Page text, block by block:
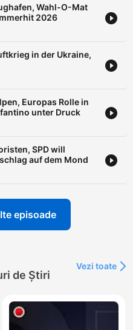
Wahl-O-Mat
2026
in der Ukraine,
Europas Rolle in
unter Druck
SPD will
auf dem Mond
episoade
de Știri
Vezi toate